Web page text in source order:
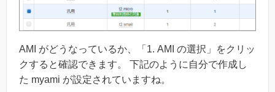
AMI がどうなっているか、「1. AMI の選択」をクリッ
クすると確認できます。 下記のように自分で作成し
た myami が設定されていますね。